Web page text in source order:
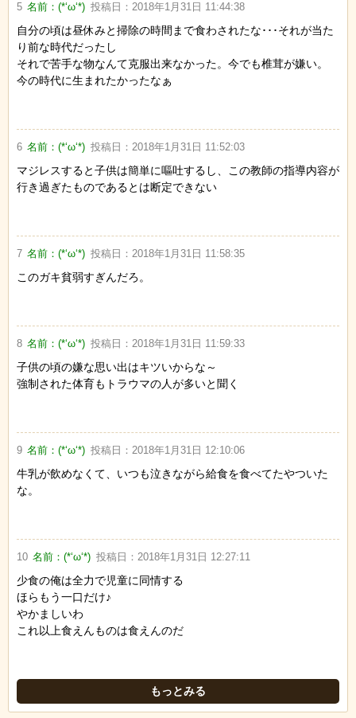
5 名前：(*‘ω‘*) 投稿日： 2018年1月31日 11:44:38
自分の頃は昼休みと掃除の時間まで食わされたな･･･それが当た
り前な時代だったし
それで苦手な物なんて克服出来なかった。今でも椎茸が嫌い。
今の時代に生まれたかったなぁ
6 名前：(*‘ω‘*) 投稿日： 2018年1月31日 11:52:03
マジレスすると子供は簡単に嘔吐するし、この教師の指導内容が
行き過ぎたものであるとは断定できない
7 名前：(*‘ω‘*) 投稿日： 2018年1月31日 11:58:35
このガキ貧弱すぎんだろ。
8 名前：(*‘ω‘*) 投稿日： 2018年1月31日 11:59:33
子供の頃の嫌な思い出はキツいからな～
強制された体育もトラウマの人が多いと聞く
9 名前：(*‘ω‘*) 投稿日： 2018年1月31日 12:10:06
牛乳が飲めなくて、いつも泣きながら給食を食べてたやついた
な。
10 名前：(*‘ω‘*) 投稿日： 2018年1月31日 12:27:11
少食の俺は全力で児童に同情する
ほらもう一口だけ♪
やかましいわ
これ以上食えんものは食えんのだ
もっとみる